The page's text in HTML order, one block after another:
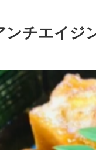
ンチエイ